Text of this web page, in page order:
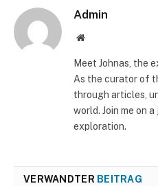
Admin
Website
Meet Johnas, the
As the curator of
through articles,
world. Join me on
exploration.
VERWANDTER BEITRAG